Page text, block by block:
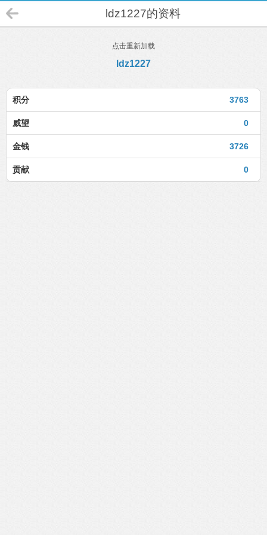
ldz1227的资料
点击重新加载
ldz1227
3763
积分
0
威望
3726
金钱
0
贡献